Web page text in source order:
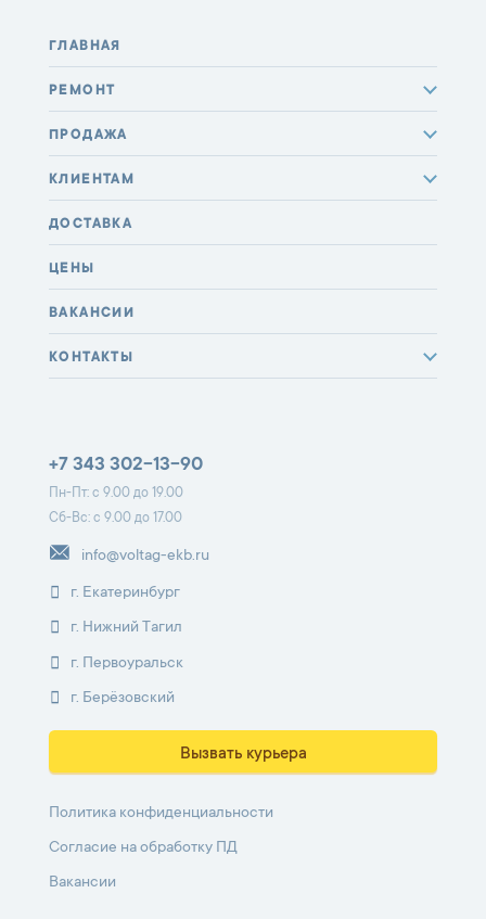
ГЛАВНАЯ
РЕМОНТ
ПРОДАЖА
КЛИЕНТАМ
ДОСТАВКА
ЦЕНЫ
ВАКАНСИИ
КОНТАКТЫ
+7 343 302-13-90
Пн-Пт: с 9.00 до 19.00
Сб-Вс: с 9.00 до 17.00
info@voltag-ekb.ru
г. Екатеринбург
г. Нижний Тагил
г. Первоуральск
г. Берёзовский
Вызвать курьера
Политика конфиденциальности
Согласие на обработку ПД
Вакансии